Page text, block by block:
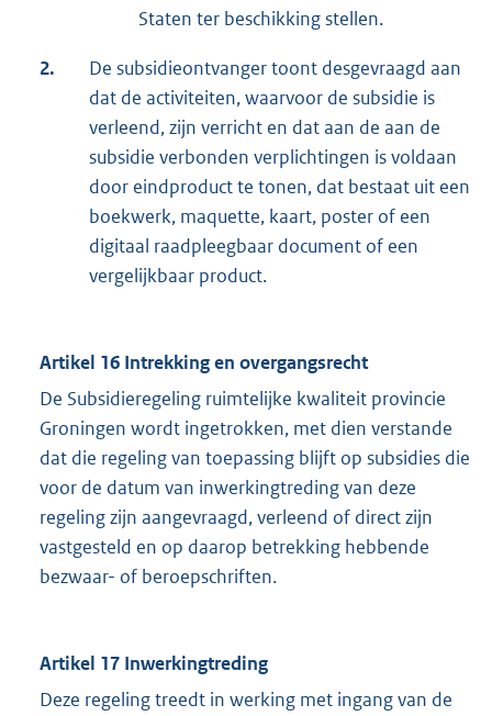
Staten ter beschikking stellen.
2.
De subsidieontvanger toont desgevraagd aan
dat de activiteiten, waarvoor de subsidie is
verleend, zijn verricht en dat aan de aan de
subsidie verbonden verplichtingen is voldaan
door eindproduct te tonen, dat bestaat uit een
boekwerk, maquette, kaart, poster of een
digitaal raadpleegbaar document of een
vergelijkbaar product.
Artikel 16 Intrekking en overgangsrecht
De Subsidieregeling ruimtelijke kwaliteit provincie
Groningen wordt ingetrokken, met dien verstande
dat die regeling van toepassing blijft op subsidies die
voor de datum van inwerkingtreding van deze
regeling zijn aangevraagd, verleend of direct zijn
vastgesteld en op daarop betrekking hebbende
bezwaar- of beroepschriften.
Artikel 17 Inwerkingtreding
Deze regeling treedt in werking met ingang van de